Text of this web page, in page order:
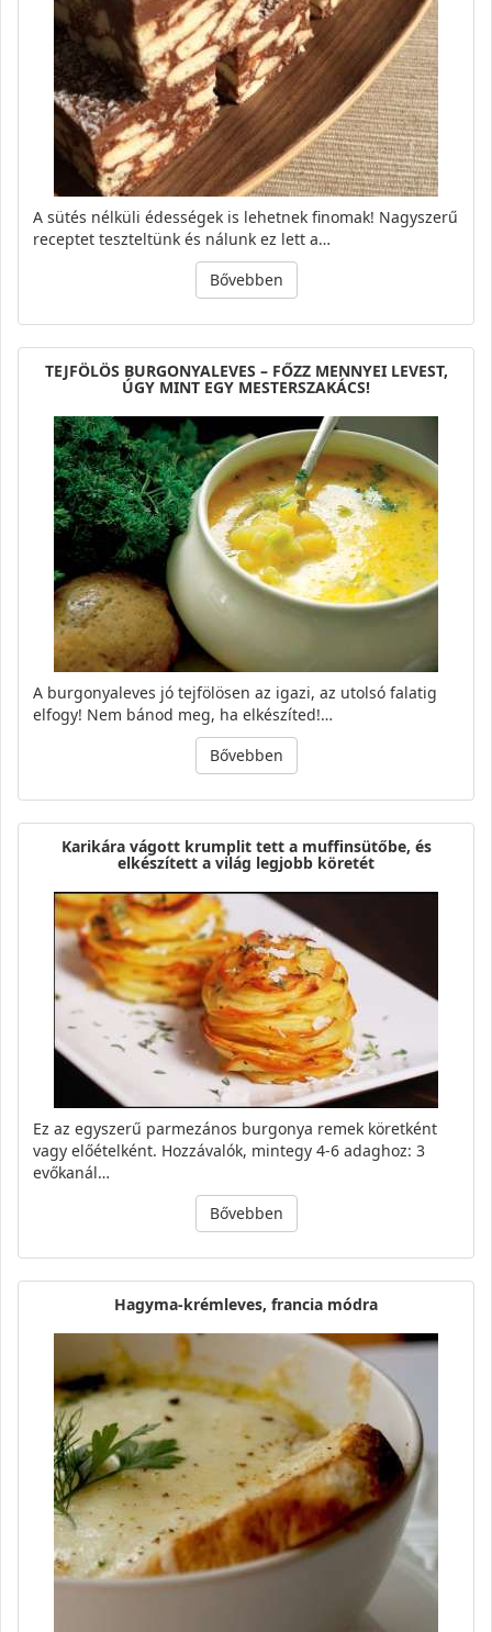
A sütés nélküli édességek is lehetnek finomak! Nagyszerű
receptet teszteltünk és nálunk ez lett a…
Bővebben
TEJFÖLÖS BURGONYALEVES – FŐZZ MENNYEI LEVEST,
ÚGY MINT EGY MESTERSZAKÁCS!
A burgonyaleves jó tejfölösen az igazi, az utolsó falatig
elfogy! Nem bánod meg, ha elkészíted!…
Bővebben
Karikára vágott krumplit tett a muffinsütőbe, és
elkészített a világ legjobb köretét
Ez az egyszerű parmezános burgonya remek köretként
vagy előételként. Hozzávalók, mintegy 4-6 adaghoz: 3
evőkanál…
Bővebben
Hagyma-krémleves, francia módra